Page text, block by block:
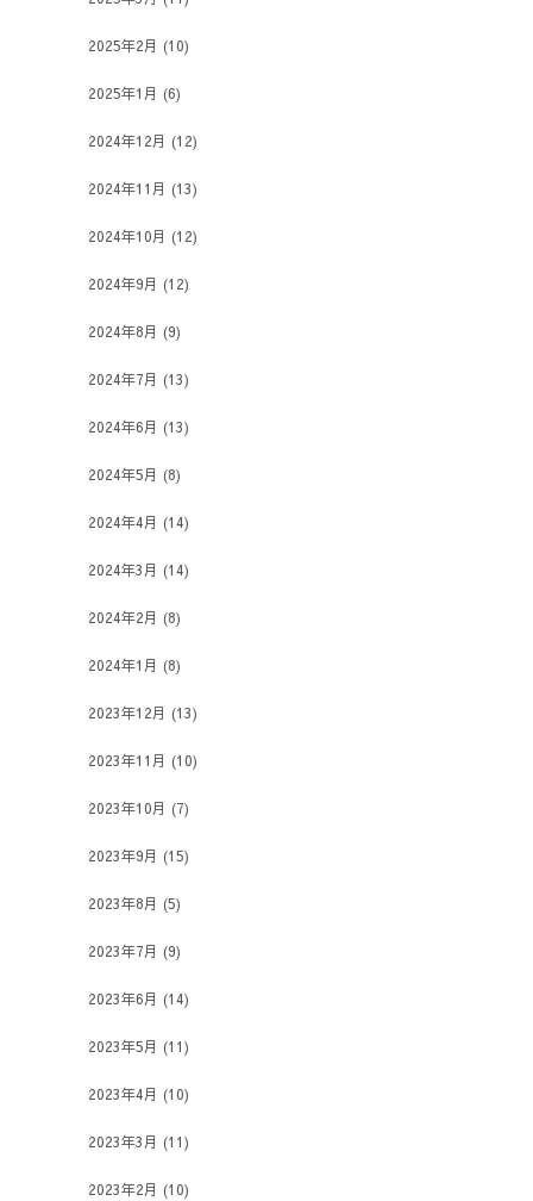
2025年2月 (10)
2025年1月 (6)
2024年12月 (12)
2024年11月 (13)
2024年10月 (12)
2024年9月 (12)
2024年8月 (9)
2024年7月 (13)
2024年6月 (13)
2024年5月 (8)
2024年4月 (14)
2024年3月 (14)
2024年2月 (8)
2024年1月 (8)
2023年12月 (13)
2023年11月 (10)
2023年10月 (7)
2023年9月 (15)
2023年8月 (5)
2023年7月 (9)
2023年6月 (14)
2023年5月 (11)
2023年4月 (10)
2023年3月 (11)
2023年2月 (10)